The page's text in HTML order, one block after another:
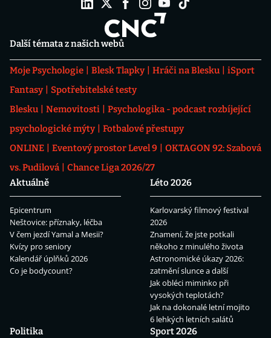
Další témata z našich webů
Moje Psychologie Blesk Tlapky Hráči na Blesku
iSport
Fantasy
Spotřebitelské testy
Blesku
Nemovitosti
Psychologika - podcast rozbíjející
psychologické mýty
Fotbalové přestupy
ONLINE
Eventový prostor Level 9
OKTAGON 92: Szabová
vs. Pudilová
Chance Liga 2026/27
Aktuálně
Epicentrum
Neštovice: příznaky, léčba
V čem jezdí Yamal a Mesii?
Kvízy pro seniory
Kalendář úplňků 2026
Co je bodycount?
Léto 2026
Karlovarský filmový festival
2026
Znamení, že jste potkali
někoho z minulého života
Astronomické úkazy 2026:
zatmění slunce a další
Jak obléci miminko při
vysokých teplotách?
Jak na dokonalé letní mojito
6 lehkých letních salátů
Politika
Sport 2026